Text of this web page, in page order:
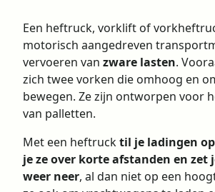
Een heftruck, vorklift of
motorisch aangedreven
vervoeren van zware lasten.
zich twee vorken die omhoog en
bewegen. Ze zijn ontworpen voor
van palletten.
Met een heftrucktil je ladingen
je ze over korte afstanden en zet
weer neer, al dan niet op een